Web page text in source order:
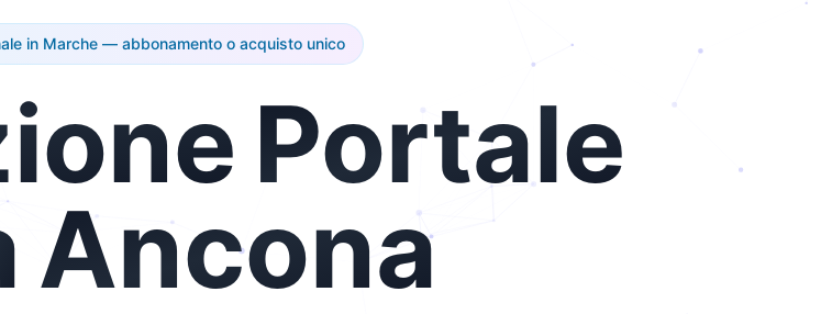
in Marche — abbonamento o acquisto unico
Portale
Ancona